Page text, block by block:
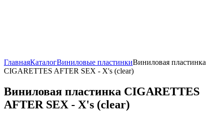
ГлавнаяКаталогВиниловые пластинкиВиниловая пластинка
CIGARETTES AFTER SEX - X's (clear)
Виниловая пластинка CIGARETTES
AFTER SEX - X's (clear)